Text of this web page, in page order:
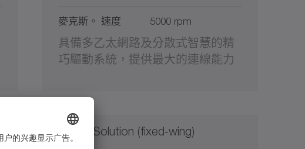
麥克斯。 速度 5000 rpm
具備多乙太網路及分散式智慧的精
巧驅動系統，提供最大的連線能力